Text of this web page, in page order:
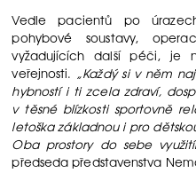
Vedle pacientů po
pohybové soustavy,
vyžadujících další péči, je
veřejnosti. „Každý si v něm
hybností i ti zcela zdraví,
v těsné blízkosti sportovně
letoška základnou i pro
Oba prostory do sebe
předseda představenstva